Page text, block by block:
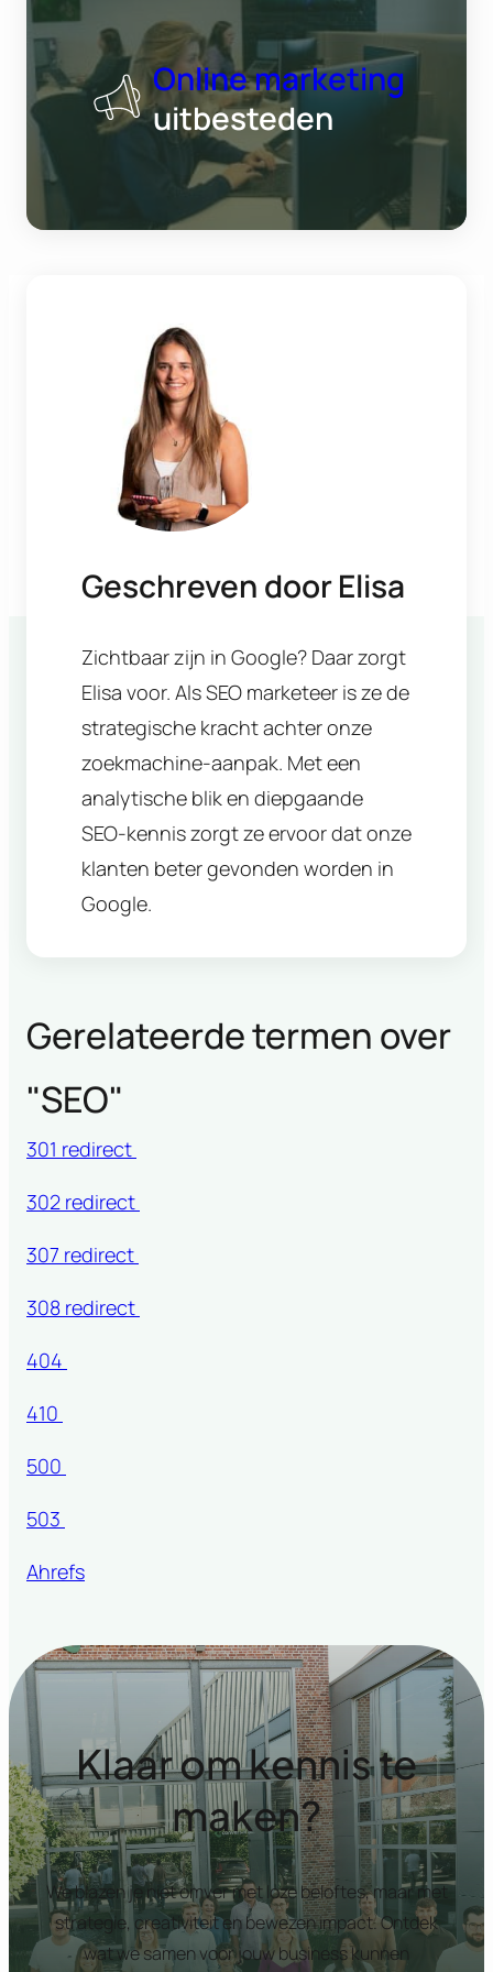
Online marketing
uitbesteden
Geschreven doorElisa
Zichtbaar zijn in Google? Daar zorgt
Elisa voor. Als SEO marketeer is ze de
strategische kracht achter onze
zoekmachine-aanpak. Met een
analytische blik en diepgaande
SEO-kennis zorgt ze ervoor dat onze
klanten beter gevonden worden in
Google.
Gerelateerde termen over
"SEO"
301 redirect
302 redirect
307 redirect
308 redirect
404
410
500
503
Ahrefs
Klaar om kennis te
maken?
We blazen je niet omver met loze beloftes, maar met
strategie, creativiteit en bewezen impact. Ontdek
wat we samen voor jouw business kunnen